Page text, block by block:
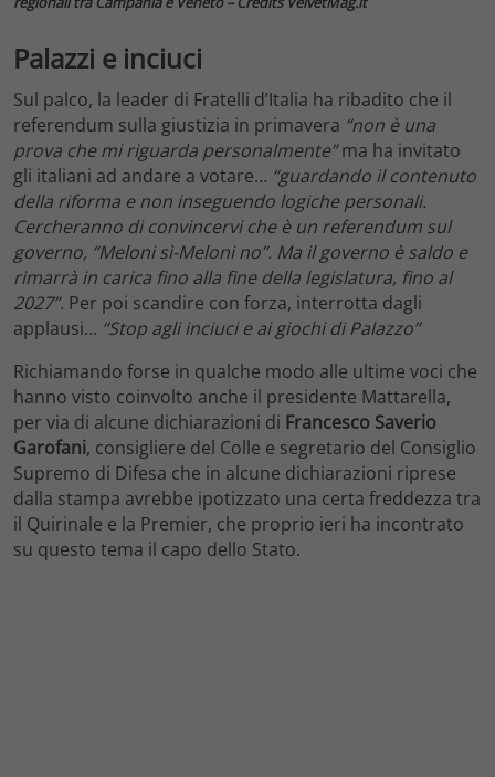
Palazzi e inciuci
Sul palco, la leader di Fratelli d’Italia ha ribadito che il
referendum sulla giustizia in primavera “non è una
prova che mi riguarda personalmente”ma ha invitato
gli italiani ad andare a votare… “guardando il contenuto
della riforma e non inseguendo logiche personali.
Cercheranno di convincervi che è un referendum sul
governo, “Meloni sì-Meloni no”. Ma il governo è saldo e
rimarrà in carica fino alla fine della legislatura, fino al
2027”. Per poi scandire con forza, interrotta dagli
applausi… “Stop agli inciuci e ai giochi di Palazzo”
Richiamando forse in qualche modo alle ultime voci che
hanno visto coinvolto anche il presidente Mattarella,
per via di alcune dichiarazioni di Francesco Saverio
Garofani, consigliere del Colle e segretario del Consiglio
Supremo di Difesa che in alcune dichiarazioni riprese
dalla stampa avrebbe ipotizzato una certa freddezza tra
il Quirinale e la Premier, che proprio ieri ha incontrato
su questo tema il capo dello Stato.